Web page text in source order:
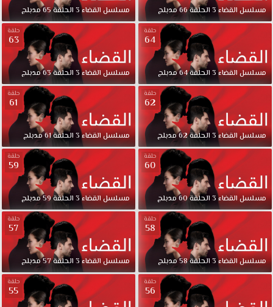
القضاء
الجزء
الثانى
87
مدبلجة
كاملة
قصة
عشق
حول
تأخذ
الأحداث
مغايرا
مسلسل
القضاء
الحلقة
87
قصة
عشق
إذ
مسلسلالقضاء3 الحلقة66مدبلج مسلسلالقضاء3 الحلقة65مدبلج
حلقة
64
مسلسلالقضاء3 الحلقة64مدبلج
حلقة
63
مسلسلالقضاء3 الحلقة63مدبلج
حلقة
62
مسلسلالقضاء3 الحلقة62مدبلج
حلقة
61
مسلسلالقضاء3 الحلقة61مدبلج
حلقة
60
مسلسلالقضاء3 الحلقة60مدبلج
حلقة
59
مسلسلالقضاء3 الحلقة59مدبلج
حلقة
58
مسلسلالقضاء3 الحلقة58مدبلج
حلقة
57
مسلسلالقضاء3 الحلقة57مدبلج
حلقة
56
حلقة
55